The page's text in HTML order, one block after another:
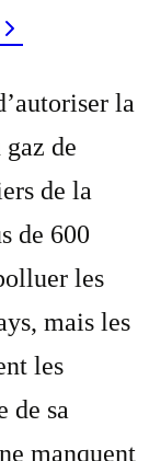
la
de
de la
de 600
les
mais les
les
de sa
manquent